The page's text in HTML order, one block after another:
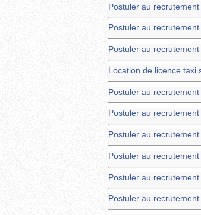
Postuler au
Postuler au
Postuler au
Location de licence taxi
Postuler au
Postuler au
Postuler au
Postuler au
Postuler au
Postuler au